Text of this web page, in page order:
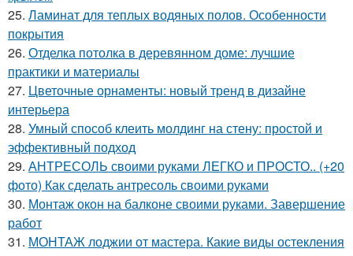
25. Ламинат для теплых водяных полов. Особенности
покрытия
26. Отделка потолка в деревянном доме: лучшие
практики и материалы
27. Цветочные орнаменты: новый тренд в дизайне
интерьера
28. Умный способ клеить молдинг на стену: простой и
эффективный подход
29. АНТРЕСОЛЬ своими руками ЛЕГКО и ПРОСТО.. (+20
фото) Как сделать антресоль своими руками
30. Монтаж окон на балконе своими руками. Завершение
работ
31. МОНТАЖ лоджии от мастера. Какие виды остекления